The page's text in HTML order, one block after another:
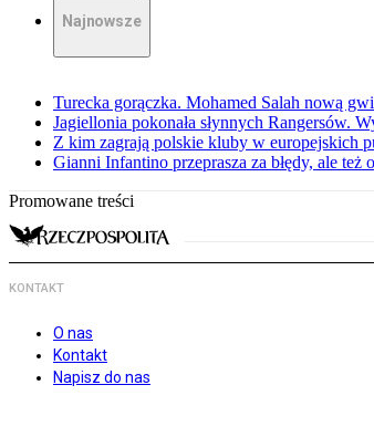
Najnowsze
Turecka gorączka. Mohamed Salah nową
Jagiellonia pokonała słynnych Rangersów.
Z kim zagrają polskie kluby w europejskich
Gianni Infantino przeprasza za błędy, ale
Promowane treści
KONTAKT
O nas
Kontakt
Napisz do nas